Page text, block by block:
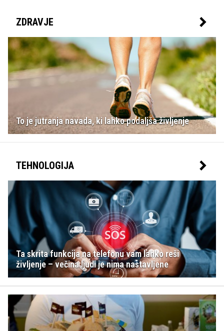
ZDRAVJE
To je jutranja navada, ki lahko podaljša življenje
TEHNOLOGIJA
Ta skrita funkcija na telefonu vam lahko reši
življenje – večina ljudi je nima nastavljene